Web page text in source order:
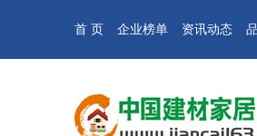
首 页 企业榜单 资讯动态